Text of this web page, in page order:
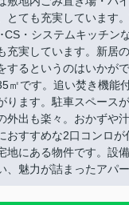
とても充実しています
CS・システムキッチン
充実しています。新居
するというのはいかが
㎡です。追い焚き機能
ります。駐車スペース
外出も楽々。おかずや
おすすめな2口コンロが
地にある物件です。設
、魅力が詰まったアパ